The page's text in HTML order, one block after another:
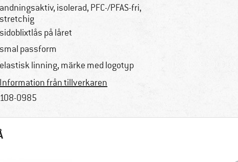
andningsaktiv, isolerad, PFC-/PFAS-fri,
stretchig
sidoblixtlås på låret
smal passform
elastisk linning, märke med logotyp
Information från tillverkaren
108-0985